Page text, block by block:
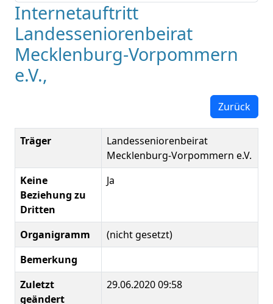
Internetauftritt
Landesseniorenbeirat
Mecklenburg-Vorpommern
e.V.,
Zurück
Träger
Landesseniorenbeirat
Mecklenburg-Vorpommern e.V.
Keine
Beziehung zu
Dritten
Ja
Organigramm
(nicht gesetzt)
Bemerkung
Zuletzt
geändert
29.06.2020 09:58